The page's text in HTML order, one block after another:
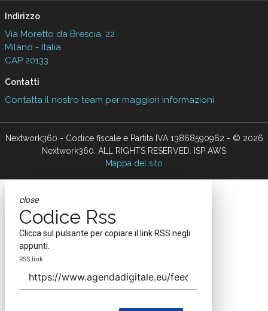
Indirizzo
Via Moretto da Brescia, 22
Milano - Italia
CAP 20133
Contatti
Contatta il nostro team per maggiori informazioni
Nextwork360 - Codice fiscale e Partita IVA 13868590962 - © 2026
Nextwork360. ALL RIGHTS RESERVED. ISP AWS
Mappa del sito
close
Codice Rss
Clicca sul pulsante per copiare il link RSS negli
appunti.
RSS link